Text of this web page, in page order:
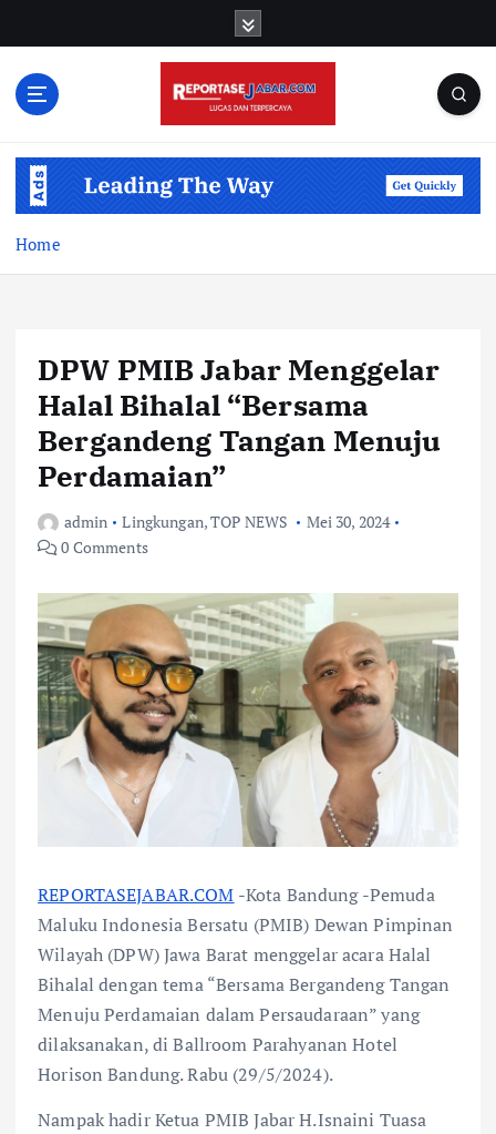
Home
DPW PMIB Jabar Menggelar
Halal Bihalal “Bersama
Bergandeng Tangan Menuju
Perdamaian”
admin Lingkungan,TOP NEWS
Mei 30, 2024
0 Comments
REPORTASEJABAR.COM -Kota Bandung -Pemuda
Maluku Indonesia Bersatu (PMIB) Dewan Pimpinan
Wilayah (DPW) Jawa Barat menggelar acara Halal
Bihalal dengan tema “Bersama Bergandeng Tangan
Menuju Perdamaian dalam Persaudaraan” yang
dilaksanakan, di Ballroom Parahyanan Hotel
Horison Bandung. Rabu (29/5/2024).
Nampak hadir Ketua PMIB Jabar H.Isnaini Tuasa